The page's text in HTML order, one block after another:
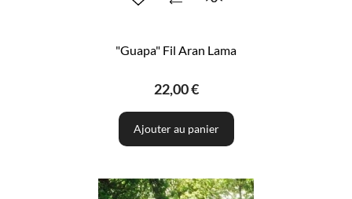
"Guapa" Fil Aran Lama
22,00 €
Ajouter au panier